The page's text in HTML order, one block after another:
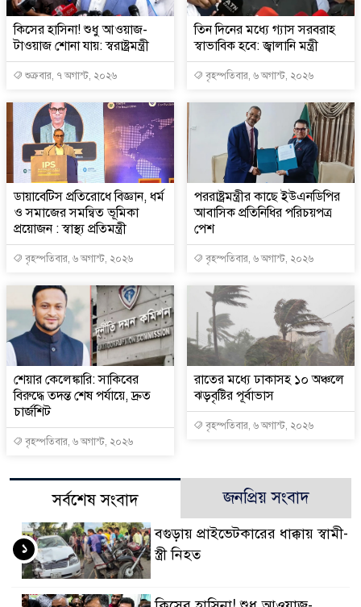
কিসের হাসিনা! শুধু আওয়াজ-
টাওয়াজ শোনা যায়: স্বরাষ্ট্রমন্ত্রী
শুক্রবার, ৭ অগাস্ট, ২০২৬
তিন দিনের মধ্যে গ্যাস সরবরাহ
স্বাভাবিক হবে: জ্বালানি মন্ত্রী
বৃহস্পতিবার, ৬ অগাস্ট, ২০২৬
ডায়াবেটিস প্রতিরোধে বিজ্ঞান, ধর্ম
ও সমাজের সমন্বিত ভূমিকা
প্রয়োজন : স্বাস্থ্য প্রতিমন্ত্রী
বৃহস্পতিবার, ৬ অগাস্ট, ২০২৬
পররাষ্ট্রমন্ত্রীর কা‌ছে ইউএনডিপির
আবাসিক প্রতিনিধির পরিচয়পত্র
পেশ
বৃহস্পতিবার, ৬ অগাস্ট, ২০২৬
শেয়ার কেলেঙ্কারি: সাকিবের
বিরুদ্ধে তদন্ত শেষ পর্যায়ে, দ্রুত
চার্জশিট
বৃহস্পতিবার, ৬ অগাস্ট, ২০২৬
রাতের মধ্যে ঢাকাসহ ১০ অঞ্চলে
ঝড়বৃষ্টির পূর্বাভাস
বৃহস্পতিবার, ৬ অগাস্ট, ২০২৬
সর্বশেষ সংবাদ জনপ্রিয় সংবাদ
বগুড়ায় প্রাইভেটকারের ধাক্কায় স্বামী-
স্ত্রী নিহত
১